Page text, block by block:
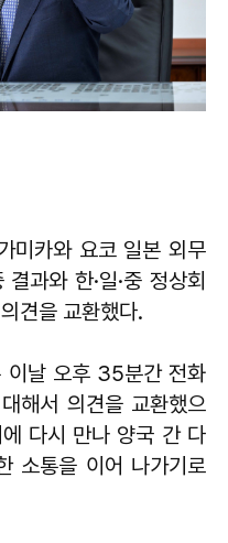
미카와 요코 일본 외무
과와 한·일·중 정상회
견을 교환했다.
이날 오후 35분간 전화
해서 의견을 교환했으
다시 만나 양국 간 다
소통을 이어 나가기로